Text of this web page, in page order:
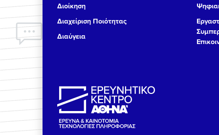
18
20
22
Διοίκηση
Διαχείριση Ποιότητας
Διαύγεια